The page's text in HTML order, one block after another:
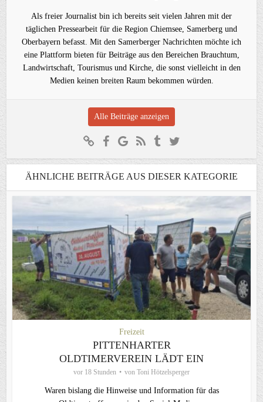
Als freier Journalist bin ich bereits seit vielen Jahren mit der
täglichen Pressearbeit für die Region Chiemsee, Samerberg und
Oberbayern befasst. Mit den Samerberger Nachrichten möchte ich
eine Plattform bieten für Beiträge aus den Bereichen Brauchtum,
Landwirtschaft, Tourismus und Kirche, die sonst vielleicht in den
Medien keinen breiten Raum bekommen würden.
Alle Beiträge anzeigen
ÄHNLICHE BEITRÄGE AUS DIESER KATEGORIE
Freizeit
PITTENHARTER
OLDTIMERVEREIN LÄDT EIN
vor 18 Stunden von Toni Hötzelsperger
Waren bislang die Hinweise und Information für das